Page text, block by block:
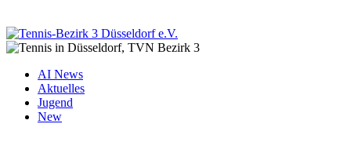
AI News
Aktuelles
Jugend
New